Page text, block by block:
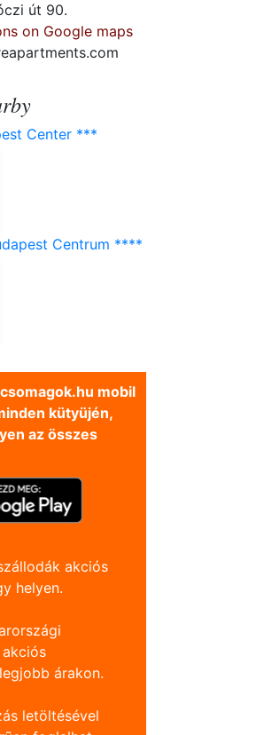
út 90.
on Google maps
Center ***
Centrum ****
mobil
kütyüjén,
az összes
akciós
helyen.
árakon.
letöltésével